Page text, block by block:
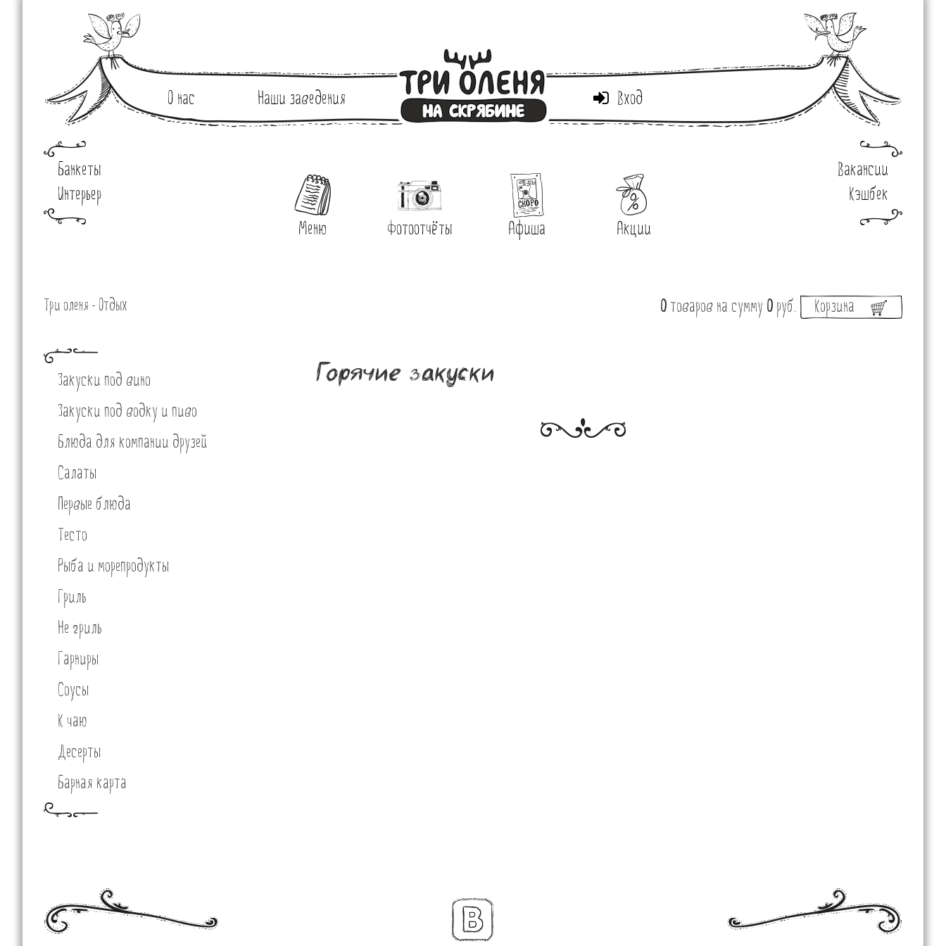
О нас Наши заведения Вход
Банкеты
Интерьер
Меню
Фотоотчёты Афиша Акции
Вакансии
Кэшбек
Три оленя - Отдых 0 товаровна сумму 0руб. Корзина
Закуски под вино
Закуски под водку и пиво
Блюда для компании друзей
Салаты
Первые блюда
Тесто
Рыба и морепродукты
Гриль
Не гриль
Гарниры
Соусы
К чаю
Десерты
Барная карта
Горячие закуски